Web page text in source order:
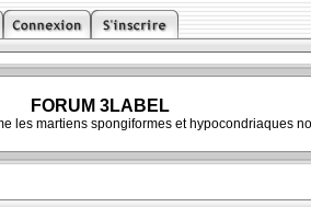
FORUM 3LABEL
les martiens spongiformes et hypocondriaques